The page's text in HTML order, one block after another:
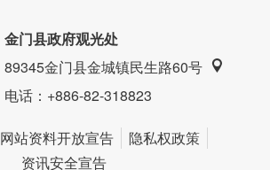
金门县政府观光处
89345金门县金城镇民生路60号
电话：+886-82-318823
网站资料开放宣告
隐私权政策
资讯安全宣告